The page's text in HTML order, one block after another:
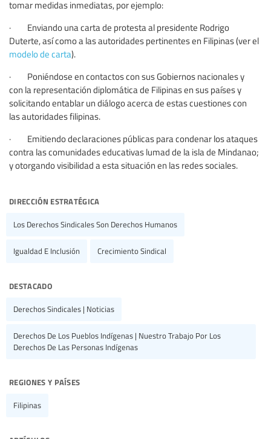
tomar medidas inmediatas, por ejemplo:
· Enviando una carta de protesta al presidente Rodrigo
Duterte, así como a las autoridades pertinentes en Filipinas (ver el
modelo de carta).
· Poniéndose en contactos con sus Gobiernos nacionales y
con la representación diplomática de Filipinas en sus países y
solicitando entablar un diálogo acerca de estas cuestiones con
las autoridades filipinas.
· Emitiendo declaraciones públicas para condenar los ataques
contra las comunidades educativas lumad de la isla de Mindanao;
y otorgando visibilidad a esta situación en las redes sociales.
dirección estratégica
Los Derechos Sindicales Son Derechos Humanos
Igualdad E Inclusión Crecimiento Sindical
destacado
Derechos Sindicales | Noticias
Derechos De Los Pueblos Indígenas | Nuestro Trabajo Por Los
Derechos De Las Personas Indígenas
regiones y países
Filipinas